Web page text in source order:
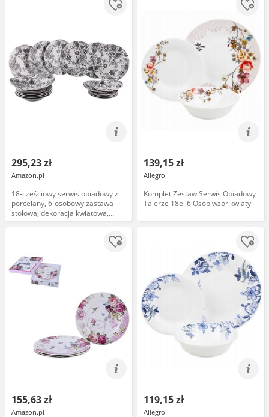
295,23 zł
Amazon.pl
18-częściowy serwis obiadowy z
porcelany, 6-osobowy zastawa
stołowa, dekoracja kwiatowa,
Madame Black
139,15 zł
Allegro
Komplet Zestaw Serwis Obiadowy
Talerze 18el 6 Osób wzór kwiaty
155,63 zł
Amazon.pl
119,15 zł
Allegro